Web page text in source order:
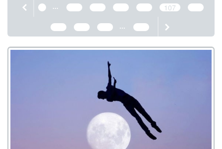
1 ... 103 104 105 106 107
108
109
110 111 ... 389